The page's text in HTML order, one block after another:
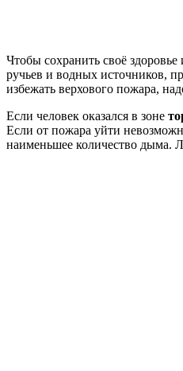
Чтобы сохранить своё
ручьев и водных источников,
избежать верхового пожара,
Если человек оказался в зоне
Если от пожара уйти
наименьшее количество дыма.